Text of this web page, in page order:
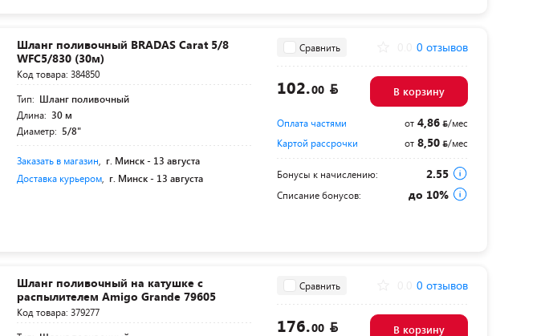
Шланг поливочный BRADAS Carat 5/8
WFC5/830 (30м)
Код товара: 384850
Тип: Шланг поливочный
Длина: 30 м
Диаметр: 5/8"
Заказать в магазин, г. Минск - 13 августа
Доставка курьером, г. Минск - 13 августа
Сравнить 0 отзывов
102.00 В корзину
Оплата частями от4,86
/мес
Картой рассрочки
от8,50 /мес
Бонусы к начислению: 2.55
Списание бонусов: до 10%
Шланг поливочный на катушке с
распылителем Amigo Grande 79605
Код товара: 379277
Сравнить 0 отзывов
176.00 В корзину